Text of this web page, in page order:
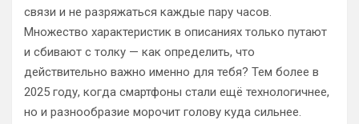
связи и не разряжаться каждые пару часов.
Множество характеристик в описаниях только путают
и сбивают с толку — как определить, что
действительно важно именно для тебя? Тем более в
2025 году, когда смартфоны стали ещё технологичнее,
но и разнообразие морочит голову куда сильнее.